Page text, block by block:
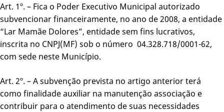
Art. 1º. – Fica o Poder Executivo Municipal autorizado
subvencionar financeiramente, no ano de 2008, a entidade
“Lar Mamãe Dolores”, entidade sem fins lucrativos,
inscrita no CNPJ(MF) sob o número 04.328.718/0001-62,
com sede neste Município.
Art. 2º. – A subvenção prevista no artigo anterior terá
como finalidade auxiliar na manutenção associação e
contribuir para o atendimento de suas necessidades